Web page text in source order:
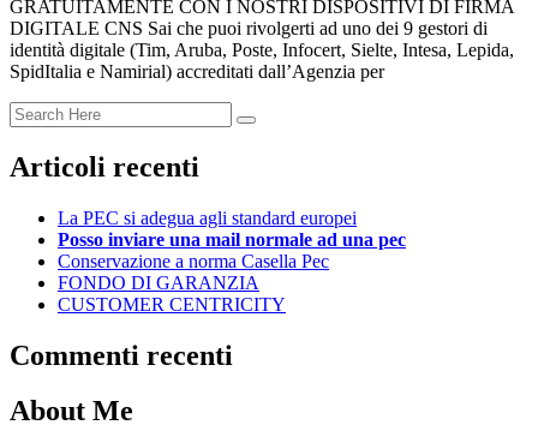
GRATUITAMENTE CON I NOSTRI DISPOSITIVI DI FIRMA
DIGITALE CNS Sai che puoi rivolgerti ad uno dei 9 gestori di
identità digitale (Tim, Aruba, Poste, Infocert, Sielte, Intesa, Lepida,
SpidItalia e Namirial) accreditati dall’Agenzia per
Articoli recenti
La PEC si adegua agli standard europei
Posso inviare una mail normale ad una pec
Conservazione a norma Casella Pec
FONDO DI GARANZIA
CUSTOMER CENTRICITY
Commenti recenti
About Me